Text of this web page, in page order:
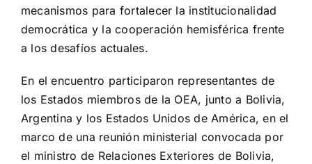
mecanismos para fortalecer la institucionalidad
democrática y la cooperación hemisférica frente
a los desafíos actuales.
En el encuentro participaron representantes de
los Estados miembros de la OEA, junto a Bolivia,
Argentina y los Estados Unidos de América, en el
marco de una reunión ministerial convocada por
el ministro de Relaciones Exteriores de Bolivia,